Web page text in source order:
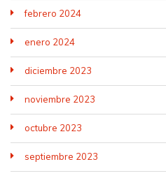
febrero 2024
enero 2024
diciembre 2023
noviembre 2023
octubre 2023
septiembre 2023